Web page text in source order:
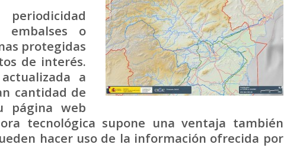
embalses o
protegidas
de interés.
a
cantidad de
página web
tecnológica supone una ventaja también
hacer uso de la información ofrecida por